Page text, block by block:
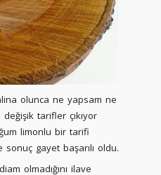
olunca ne yapsam ne
tarifler çıkıyor
limonlu bir tarifi
gayet başarılı oldu.
olmadığını ilave